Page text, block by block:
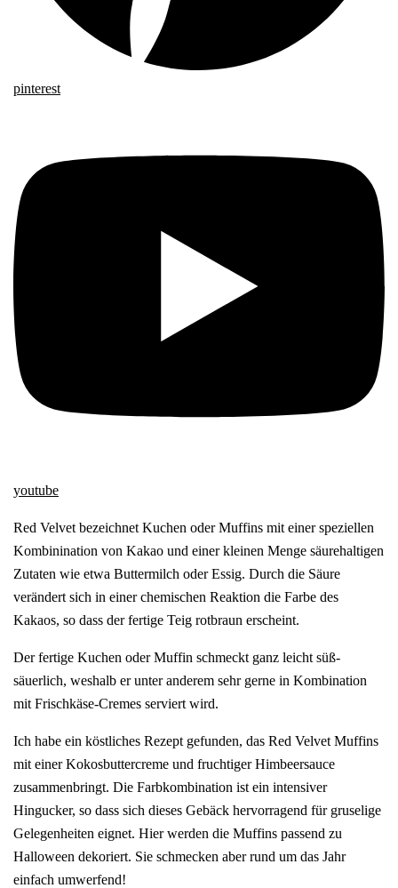
pinterest
youtube
Red Velvet bezeichnet Kuchen oder Muffins mit einer speziellen
Kombinination von Kakao und einer kleinen Menge säurehaltigen
Zutaten wie etwa Buttermilch oder Essig. Durch die Säure
verändert sich in einer chemischen Reaktion die Farbe des
Kakaos, so dass der fertige Teig rotbraun erscheint.
Der fertige Kuchen oder Muffin schmeckt ganz leicht süß-
säuerlich, weshalb er unter anderem sehr gerne in Kombination
mit Frischkäse-Cremes serviert wird.
Ich habe ein köstliches Rezept gefunden, das Red Velvet Muffins
mit einer Kokosbuttercreme und fruchtiger Himbeersauce
zusammenbringt. Die Farbkombination ist ein intensiver
Hingucker, so dass sich dieses Gebäck hervorragend für gruselige
Gelegenheiten eignet. Hier werden die Muffins passend zu
Halloween dekoriert. Sie schmecken aber rund um das Jahr
einfach umwerfend!